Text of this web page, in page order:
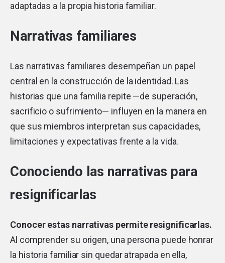
adaptadas a la propia historia familiar.
Narrativas familiares
Las narrativas familiares desempeñan un papel
central en la construcción de la identidad. Las
historias que una familia repite —de superación,
sacrificio o sufrimiento— influyen en la manera en
que sus miembros interpretan sus capacidades,
limitaciones y expectativas frente a la vida.
Conociendo las narrativas para
resignificarlas
Conocer estas narrativas permite resignificarlas.
Al comprender su origen, una persona puede honrar
la historia familiar sin quedar atrapada en ella,